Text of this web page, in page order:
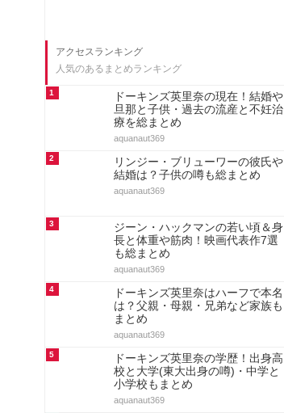
アクセスランキング
人気のあるまとめランキング
1
ドーキンズ英里奈の現在！結婚や
旦那と子供・過去の流産と不妊治
療を総まとめ
aquanaut369
2
リンジー・ブリューワーの彼氏や
結婚は？子供の噂も総まとめ
aquanaut369
3
ジーン・ハックマンの若い頃＆身
長と体重や筋肉！映画代表作7選
も総まとめ
aquanaut369
4
ドーキンズ英里奈はハーフで本名
は？父親・母親・兄弟など家族も
まとめ
aquanaut369
5
ドーキンズ英里奈の学歴！出身高
校と大学(東大出身の噂)・中学と
小学校もまとめ
aquanaut369